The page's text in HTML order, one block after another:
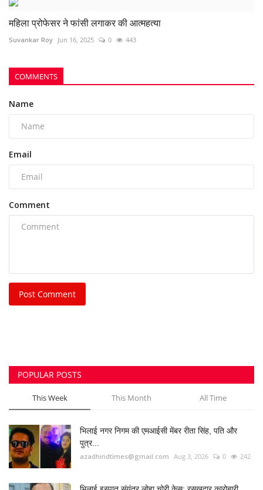
महिला प्रोफेसर ने फांसी लगाकर की आत्महत्या
Suvankar Roy Jun 16, 2025 0 443
COMMENTS
Name
Email
Comment
Post Comment
POPULAR POSTS
This Week This Month All Time
भिलाई नगर निगम की एमआईसी मेंबर रीता सिंह, पति और
पुत्र...
azadhindtimes@gmail.com Aug 3, 2026 0 242